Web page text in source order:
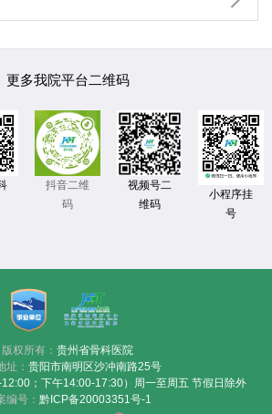
更多我院平台二维码
抖音二维
码
视频号二
维码
小程序挂
号
版权所有： 贵州省骨科医院
址： 贵阳市南明区沙冲南路25号
12:00；下午14:00-17:30）周一至周五 节假日除外
编号： 黔ICP备20003351号-1